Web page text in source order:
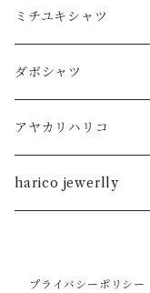
XL
L
半袖
XL
L
L
M
S
ミチユキシャツ
L
M
S
ダボシャツ
柿渋
XL
暮染
アヤカリハリコ
harico jewerlly
プライバシーポリシー